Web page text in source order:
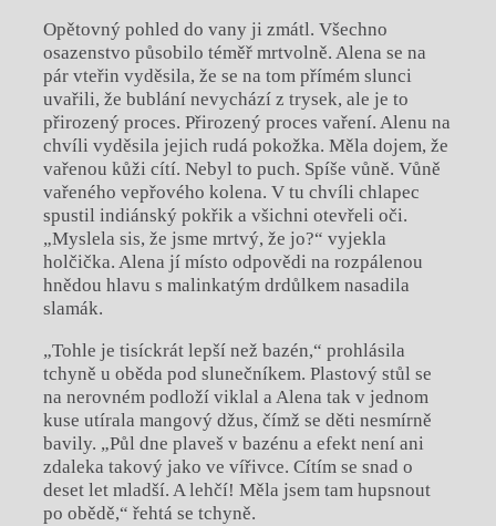
Opětovný pohled do vany ji zmátl. Všechno
osazenstvo působilo téměř mrtvolně. Alena se na
pár vteřin vyděsila, že se na tom přímém slunci
uvařili, že bublání nevychází z trysek, ale je to
přirozený proces. Přirozený proces vaření. Alenu na
chvíli vyděsila jejich rudá pokožka. Měla dojem, že
vařenou kůži cítí. Nebyl to puch. Spíše vůně. Vůně
vařeného vepřového kolena. V tu chvíli chlapec
spustil indiánský pokřik a všichni otevřeli oči.
„Myslela sis, že jsme mrtvý, že jo?“ vyjekla
holčička. Alena jí místo odpovědi na rozpálenou
hnědou hlavu s malinkatým drdůlkem nasadila
slamák.
„Tohle je tisíckrát lepší než bazén,“ prohlásila
tchyně u oběda pod slunečníkem. Plastový stůl se
na nerovném podloží viklal a Alena tak v jednom
kuse utírala mangový džus, čímž se děti nesmírně
bavily. „Půl dne plaveš v bazénu a efekt není ani
zdaleka takový jako ve vířivce. Cítím se snad o
deset let mladší. A lehčí! Měla jsem tam hupsnout
po obědě,“ řehtá se tchyně.